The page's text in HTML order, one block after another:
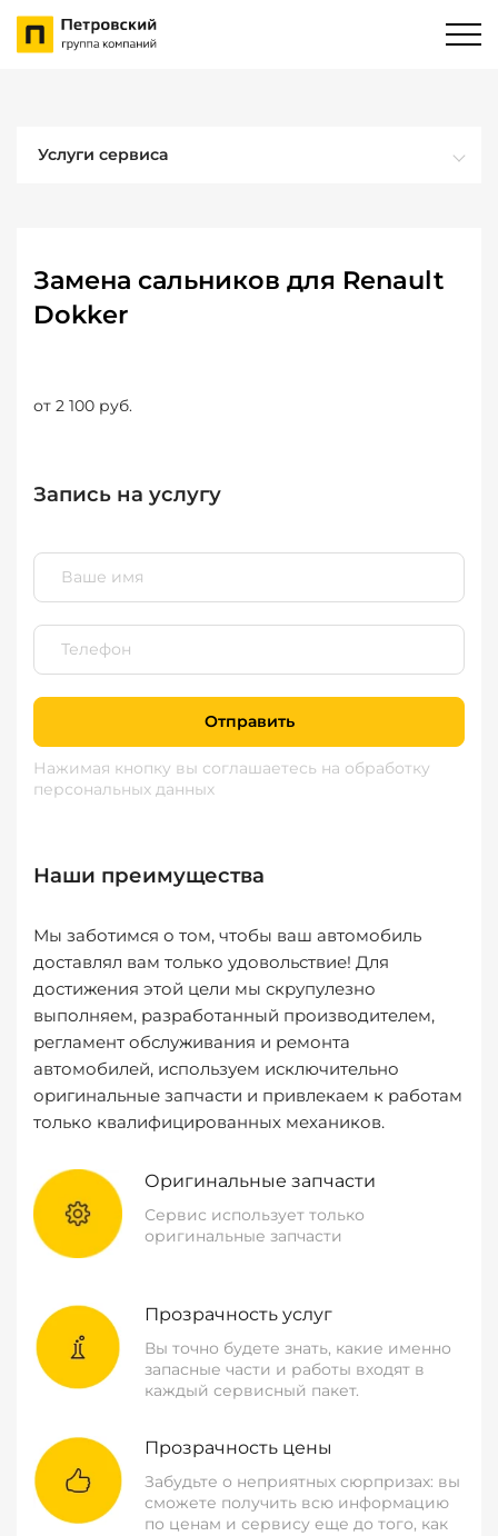
Услуги сервиса
Замена сальников для Renault
Dokker
от 2 100 руб.
Запись на услугу
Отправить
Нажимая кнопку вы соглашаетесь на обработку
персональных данных
Наши преимущества
Мы заботимся о том, чтобы ваш автомобиль
доставлял вам только удовольствие! Для
достижения этой цели мы скрупулезно
выполняем, разработанный производителем,
регламент обслуживания и ремонта
автомобилей, используем исключительно
оригинальные запчасти и привлекаем к работам
только квалифицированных механиков.
Оригинальные запчасти
Сервис использует только
оригинальные запчасти
Прозрачность услуг
Вы точно будете знать, какие именно
запасные части и работы входят в
каждый сервисный пакет.
Прозрачность цены
Забудьте о неприятных сюрпризах: вы
сможете получить всю информацию
по ценам и сервису еще до того, как